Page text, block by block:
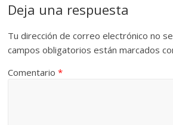
Deja una respuesta
Tu dirección de correo electrónico no
campos obligatorios están marcados
Comentario*